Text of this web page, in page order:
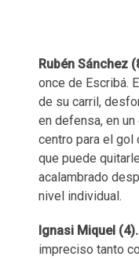
Rubén Sánchez
once de Escribá.
de su carril,
en defensa, en
centro para el gol
que puede
acalambrado
nivel individual.
Ignasi Miquel
impreciso tanto